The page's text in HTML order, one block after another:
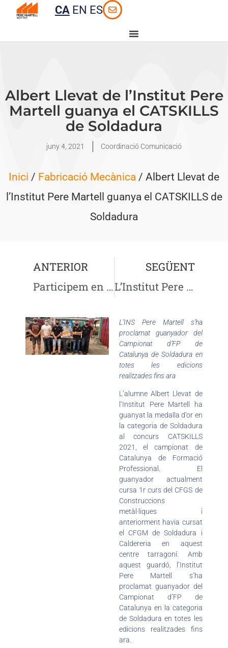
CA EN ES
Albert Llevat de l’Institut Pere
Martell guanya el CATSKILLS
de Soldadura
juny 4, 2021 Coordinació Comunicació
Inici / Fabricació Mecànica / Albert Llevat de
l’Institut Pere Martell guanya el CATSKILLS de
Soldadura
ANTERIOR
Participem en l’acció conjunta Escoles Verdes
SEGÜENT
L’Institut Pere Martell primer centre públic col·laborador per a l’acreditació de l’ACTIC
L’INS Pere Martell s’ha
proclamat guanyador del
Campionat d’FP de
Catalunya de Soldadura en
totes les edicions
realitzades fins ara
L’alumne Albert Llevat de
l’Institut Pere Martell ha
guanyat la medalla d’or en
la categoria de Soldadura
al concurs CATSKILLS
2021, el campionat de
Catalunya de Formació
Professional. El
guanyador actualment
cursa 1r curs del CFGS de
Construccions
metàl·liques i
anteriorment havia cursat
el CFGM de Soldadura i
Caldereria en aquest
centre tarragoní. Amb
aquest guardó, l’Institut
Pere Martell s’ha
proclamat guanyador del
Campionat d’FP de
Catalunya en la categoria
de Soldadura en totes les
edicions realitzades fins
ara.